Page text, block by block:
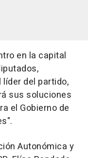
en la capital
del partido,
sus soluciones
el Gobierno de
Autonómica y